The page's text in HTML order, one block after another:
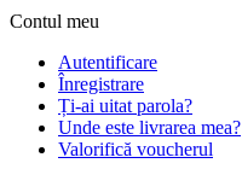
Contul meu
Autentificare
Înregistrare
Ți-ai uitat parola?
Unde este livrarea mea?
Valorifică voucherul